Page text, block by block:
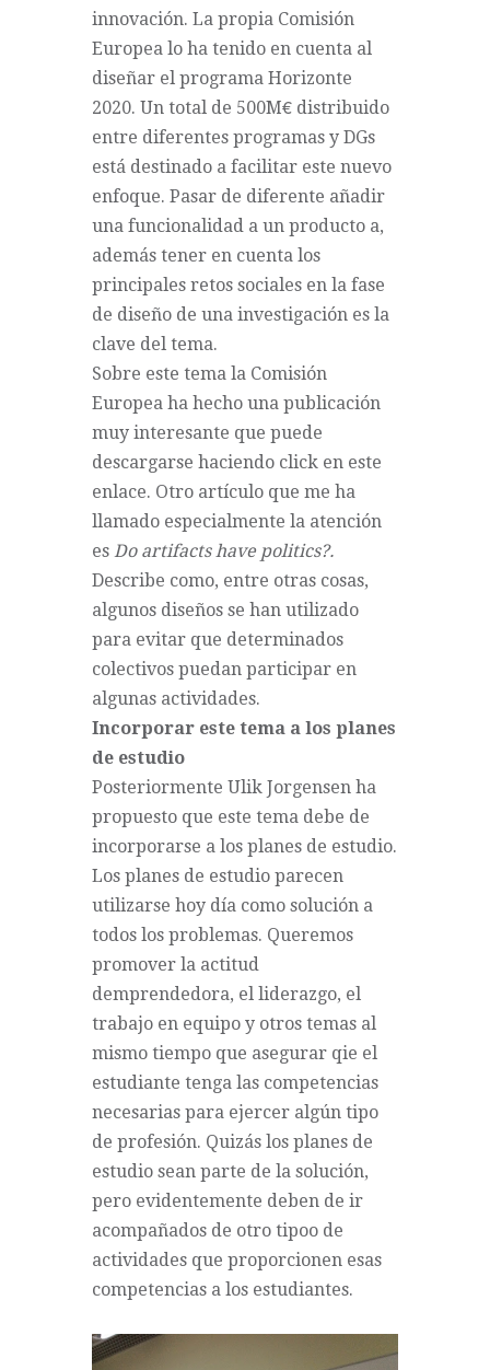
innovación. La propia Comisión
Europea lo ha tenido en cuenta al
diseñar el programa Horizonte
2020. Un total de 500M€ distribuido
entre diferentes programas y DGs
está destinado a facilitar este nuevo
enfoque. Pasar de diferente añadir
una funcionalidad a un producto a,
además tener en cuenta los
principales retos sociales en la fase
de diseño de una investigación es la
clave del tema.
Sobre este tema la Comisión
Europea ha hecho una publicación
muy interesante que puede
descargarse haciendo click en este
enlace. Otro artículo que me ha
llamado especialmente la atención
es Do artifacts have politics?.
Describe como, entre otras cosas,
algunos diseños se han utilizado
para evitar que determinados
colectivos puedan participar en
algunas actividades.
Incorporar este tema a los planes
de estudio
Posteriormente Ulik Jorgensen ha
propuesto que este tema debe de
incorporarse a los planes de estudio.
Los planes de estudio parecen
utilizarse hoy día como solución a
todos los problemas. Queremos
promover la actitud
demprendedora, el liderazgo, el
trabajo en equipo y otros temas al
mismo tiempo que asegurar qie el
estudiante tenga las competencias
necesarias para ejercer algún tipo
de profesión. Quizás los planes de
estudio sean parte de la solución,
pero evidentemente deben de ir
acompañados de otro tipoo de
actividades que proporcionen esas
competencias a los estudiantes.